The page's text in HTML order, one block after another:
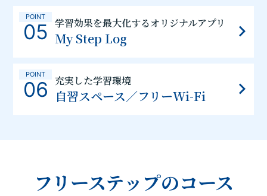
POINT
05 学習効果を最大化するオリジナルアプリ
My Step Log
POINT
06 充実した学習環境
自習スペース／フリーWi-Fi
フリーステップのコース